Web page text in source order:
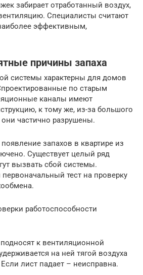
забирает отработанный воздух,
Специалисты считают
эффективным,
причины запаха
системы характерны для домов
по старым
каналы имеют
к тому же, из-за большого
частично разрушены.
запахов в квартире из
Существует целый ряд
вызвать сбой системы.
тест на проверку
работоспособности
к вентиляционной
на ней тягой воздуха
лист падает – неисправна.